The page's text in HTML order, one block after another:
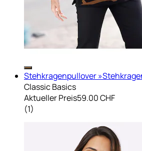
Stehkragenpullover
Classic Basics
Aktueller Preis59.00 CHF
(1)